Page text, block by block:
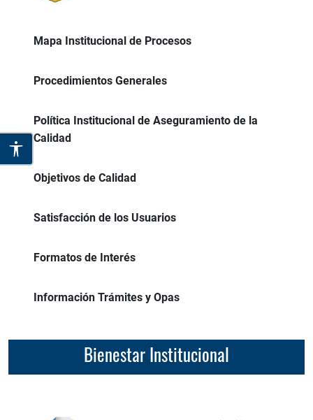
Mapa Institucional de Procesos
Procedimientos Generales
Política Institucional de Aseguramiento de la
Calidad
Objetivos de Calidad
Satisfacción de los Usuarios
Formatos de Interés
Información Trámites y Opas
Bienestar Institucional